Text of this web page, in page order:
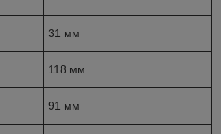
31 мм
118 мм
91 мм